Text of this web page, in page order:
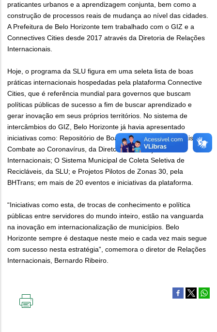
praticantes urbanos e a aprendizagem conjunta, bem como a
construção de processos reais de mudança ao nível das cidades.
A Prefeitura de Belo Horizonte tem trabalhado com o GIZ e a
Connectives Cities desde 2017 através da Diretoria de Relações
Internacionais.
Hoje, o programa da SLU figura em uma seleta lista de boas
práticas internacionais hospedadas pela plataforma Connective
Cities, que é referência mundial para governos que buscam
políticas públicas de sucesso a fim de buscar aprendizado e
gerar inovação em seus próprios territórios. No sistema de
intercâmbios do GIZ, Belo Horizonte já havia apresentado
iniciativas como: Repositório de Boas Práticas Internacionais em
Combate ao Coronavírus, da Diretoria de Relações
Internacionais; O Sistema Municipal de Coleta Seletiva de
Recicláveis, da SLU; e Projetos Pilotos de Zonas 30, pela
BHTrans; em mais de 20 eventos e iniciativas da plataforma.
“Iniciativas como esta, de trocas de conhecimento e política
públicas entre servidores do mundo inteiro, estão na vanguarda
na inovação em internacionalização de municípios. Belo
Horizonte sempre é destaque neste meio e cada vez mais segue
com sucesso nesta estratégia”, comemora o diretor de Relações
Internacionais, Bernardo Ribeiro.